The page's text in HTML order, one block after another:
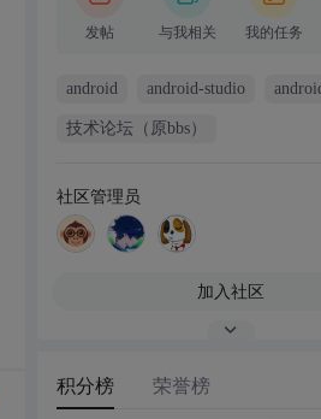
发帖 与我相关 我的任务
android android-studio
技术论坛（原bbs）
社区管理员
加入社区
积分榜 荣誉榜